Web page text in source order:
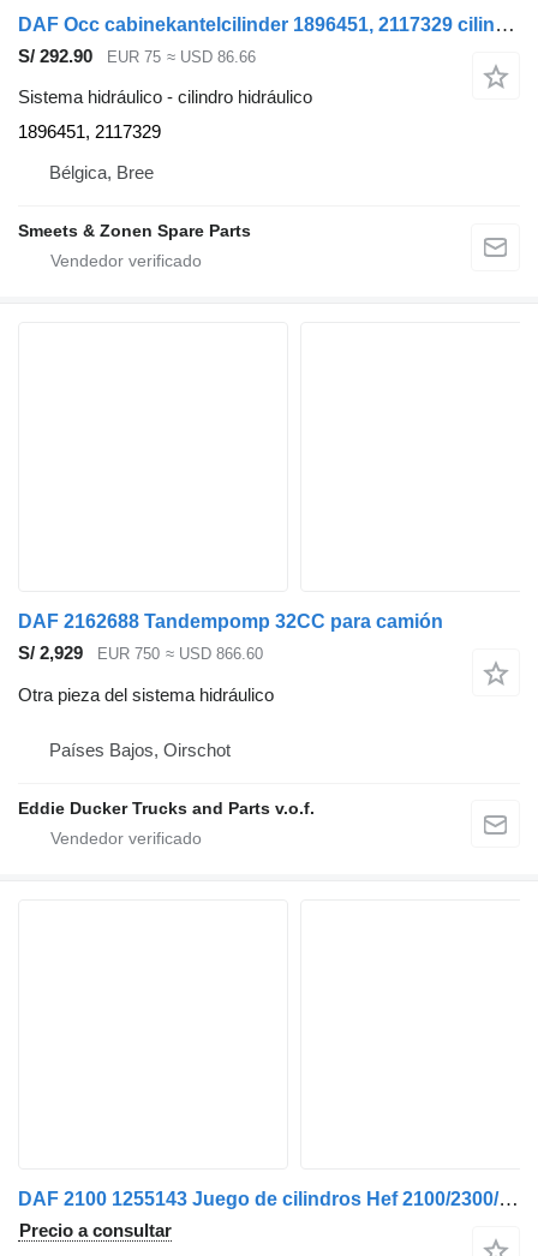
DAF Occ cabinekantelcilinder 1896451, 2117329 cilindro hidráulico para camión
S/ 292.90 EUR 75 ≈ USD 86.66
Sistema hidráulico - cilindro hidráulico
1896451, 2117329
Bélgica, Bree
Smeets & Zonen Spare Parts
DAF 2162688 Tandempomp 32CC para camión
S/ 2,929
EUR 750 ≈ USD 866.60
Otra pieza del sistema hidráulico
Países Bajos, Oirschot
Eddie Ducker Trucks and Parts v.o.f.
DAF 2100 1255143 Juego de cilindros Hef 2100/2300/2500/2700/3200/3300/3600 cilindro hidráulico para camión
Precio a consultar